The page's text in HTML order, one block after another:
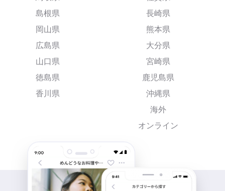
島根県
岡山県
広島県
山口県
徳島県
香川県
長崎県
熊本県
大分県
宮崎県
鹿児島県
沖縄県
海外
オンライン